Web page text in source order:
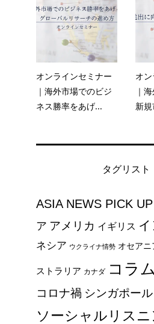
オンラインセミナー
｜海外市場でのビジ
ネス勝率をあげ...
オ
｜
新
タグリスト
ASIA NEWS PICK
ア アメリカ イギリス
ネシア ウクライナ情勢 オセアニ
ストラリア カナダ コラム
コロナ禍 シンガポール
ソーシャルリス